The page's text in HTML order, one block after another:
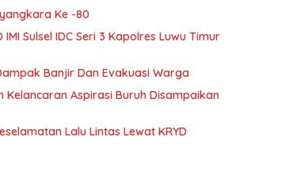
Ke -80
Sulsel IDC Seri 3 Kapolres Luwu Timur
Banjir Dan Evakuasi Warga
Kelancaran Aspirasi Buruh Disampaikan
Lalu Lintas Lewat KRYD